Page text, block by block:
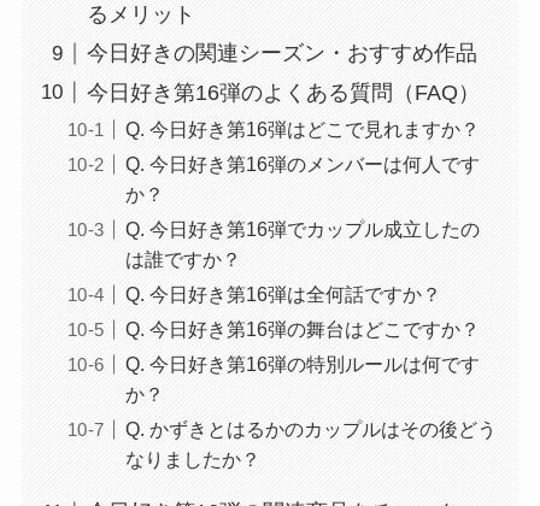
るメリット
今日好きの関連シーズン・おすすめ作品
今日好き第16弾のよくある質問（FAQ）
Q. 今日好き第16弾はどこで見れますか？
Q. 今日好き第16弾のメンバーは何人です
か？
Q. 今日好き第16弾でカップル成立したの
は誰ですか？
Q. 今日好き第16弾は全何話ですか？
Q. 今日好き第16弾の舞台はどこですか？
Q. 今日好き第16弾の特別ルールは何です
か？
Q. かずきとはるかのカップルはその後どう
なりましたか？